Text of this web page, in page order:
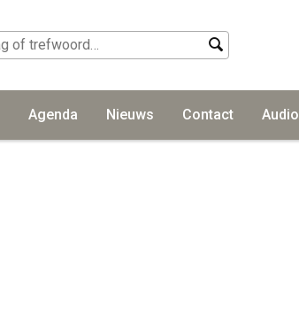
Agenda Nieuws Contact Audio